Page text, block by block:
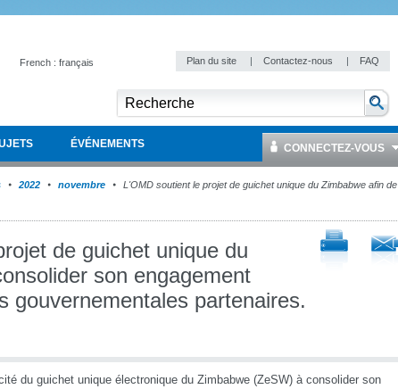
French : français Plan du site | Contactez-nous | FAQ
ÉVÉNEMENTS CONNECTEZ-VOUS
2022 novembre
L'OMD soutient le projet de guichet unique du Zimbabwe afin de
de guichet unique du
son engagement
gouvernementales partenaires.
du guichet unique électronique du Zimbabwe (ZeSW) à consolider son